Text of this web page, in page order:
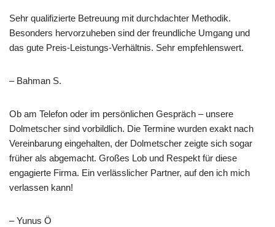
Sehr qualifizierte Betreuung mit durchdachter Methodik.
Besonders hervorzuheben sind der freundliche Umgang und
das gute Preis-Leistungs-Verhältnis. Sehr empfehlenswert.
– Bahman S.
Ob am Telefon oder im persönlichen Gespräch – unsere
Dolmetscher sind vorbildlich. Die Termine wurden exakt nach
Vereinbarung eingehalten, der Dolmetscher zeigte sich sogar
früher als abgemacht. Großes Lob und Respekt für diese
engagierte Firma. Ein verlässlicher Partner, auf den ich mich
verlassen kann!
– Yunus Ö